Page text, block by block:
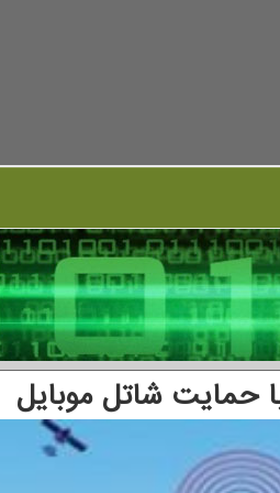
حمایت شاتل موبایل